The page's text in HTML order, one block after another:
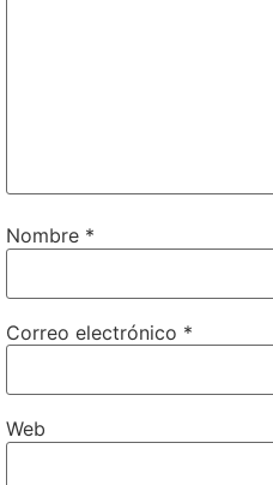
Nombre *
Correo electrónico *
Web